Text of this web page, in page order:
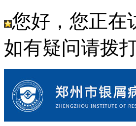
您好，您正在
如有疑问请拨